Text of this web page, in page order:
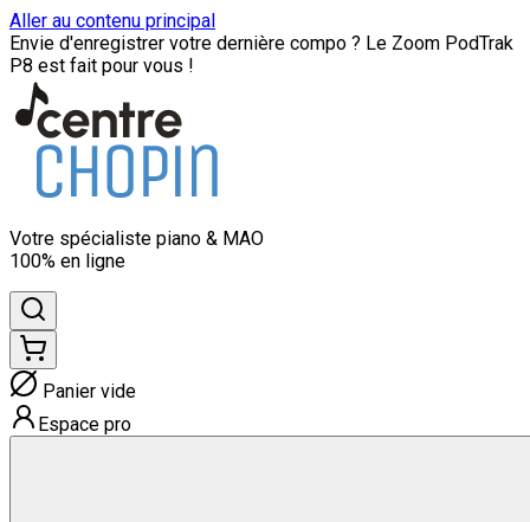
Aller au contenu principal
Envie d'enregistrer votre dernière compo ? Le Zoom PodTrak
P8 est fait pour vous !
Votre spécialiste piano & MAO
100% en ligne
Panier vide
Espace pro